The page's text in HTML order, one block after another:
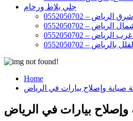
جلي بلاط ورخام
– 0552050702
– 0552050702
– 0552050702
– 0552050702
Home
صيانة وإصلاح بيارات في الرياض
بيارات في الرياض